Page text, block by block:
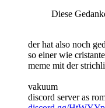
Diese
der hat also noch
so einer wie
meme mit der
vakuum
discord server as